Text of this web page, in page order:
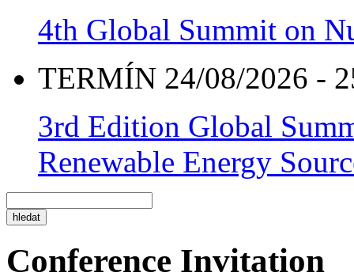
4th Global Summit on
TERMÍN 24/08/2026 -
3rd Edition Global
Renewable Energy
Conference Invitation